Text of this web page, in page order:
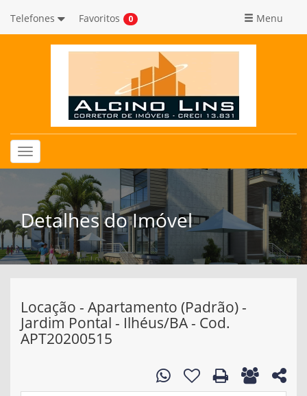
Telefones Favoritos 0 Menu
Toggle
navigation
Detalhes do Imóvel
Locação - Apartamento (Padrão) -
Jardim Pontal - Ilhéus/BA - Cod.
APT20200515